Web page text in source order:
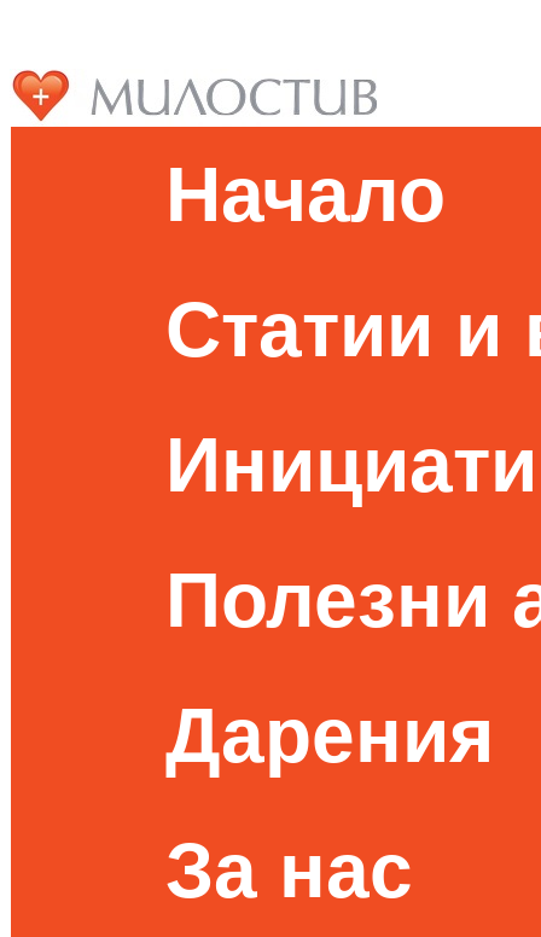
Начало
Статии и
Полезни
Дарения
За нас